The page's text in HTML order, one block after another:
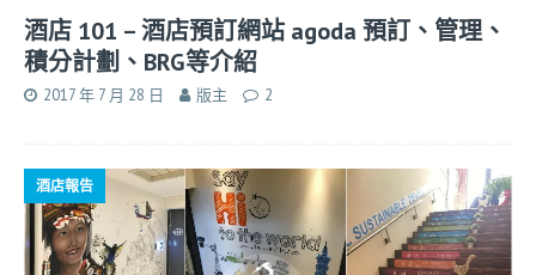
酒店 101 – 酒店預訂網站 agoda 預訂、管理、
積分計劃、BRG等介紹
2017 年 7 月 28 日 版主 2
酒店報告